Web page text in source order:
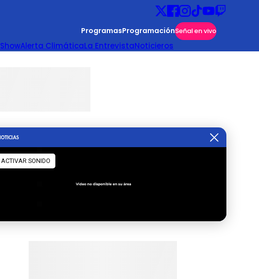
ProgramasProgramaciónSeñal en vivo
ShowAlerta ClimáticaLa EntrevistaNoticieros